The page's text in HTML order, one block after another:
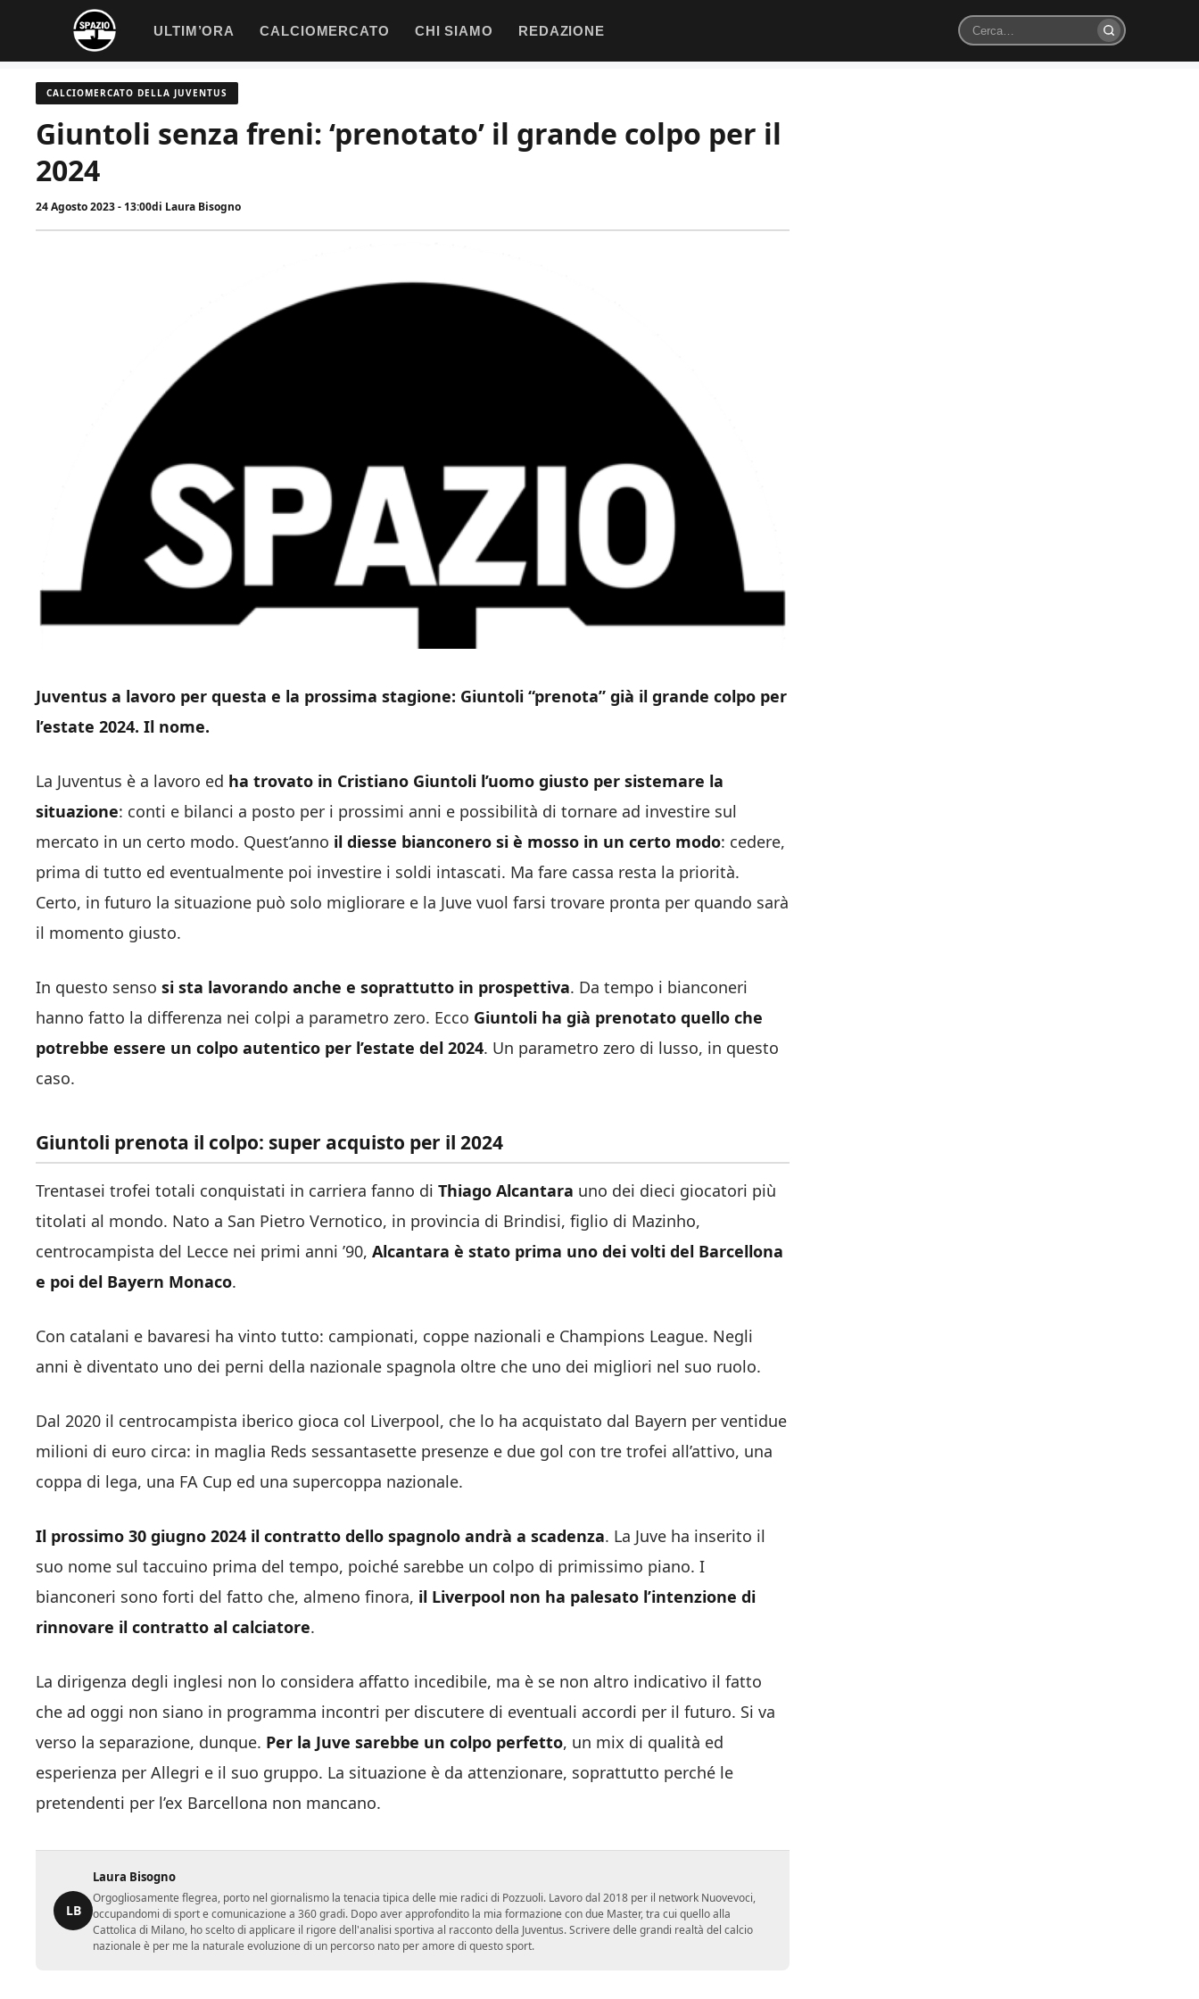
contenuto
ULTIM’ORA CALCIOMERCATO CHI SIAMO REDAZIONE
Cerca
CALCIOMERCATO DELLA JUVENTUS
Giuntoli senza freni: ‘prenotato’ il grande colpo per il
2024
24 Agosto 2023 - 13:00di Laura Bisogno
Juventus a lavoro per questa e la prossima stagione: Giuntoli “prenota” già il grande colpo per
l’estate 2024. Il nome.
La Juventus è a lavoro ed ha trovato in Cristiano Giuntoli l’uomo giusto per sistemare la
situazione: conti e bilanci a posto per i prossimi anni e possibilità di tornare ad investire sul
mercato in un certo modo. Quest’anno il diesse bianconero si è mosso in un certo modo: cedere,
prima di tutto ed eventualmente poi investire i soldi intascati. Ma fare cassa resta la priorità.
Certo, in futuro la situazione può solo migliorare e la Juve vuol farsi trovare pronta per quando sarà
il momento giusto.
In questo senso si sta lavorando anche e soprattutto in prospettiva. Da tempo i bianconeri
hanno fatto la differenza nei colpi a parametro zero. Ecco Giuntoli ha già prenotato quello che
potrebbe essere un colpo autentico per l’estate del 2024. Un parametro zero di lusso, in questo
caso.
Giuntoli prenota il colpo: super acquisto per il 2024
Trentasei trofei totali conquistati in carriera fanno di Thiago Alcantara uno dei dieci giocatori più
titolati al mondo. Nato a San Pietro Vernotico, in provincia di Brindisi, figlio di Mazinho,
centrocampista del Lecce nei primi anni ’90, Alcantara è stato prima uno dei volti del Barcellona
e poi del Bayern Monaco.
Con catalani e bavaresi ha vinto tutto: campionati, coppe nazionali e Champions League. Negli
anni è diventato uno dei perni della nazionale spagnola oltre che uno dei migliori nel suo ruolo.
Dal 2020 il centrocampista iberico gioca col Liverpool, che lo ha acquistato dal Bayern per ventidue
milioni di euro circa: in maglia Reds sessantasette presenze e due gol con tre trofei all’attivo, una
coppa di lega, una FA Cup ed una supercoppa nazionale.
Il prossimo 30 giugno 2024 il contratto dello spagnolo andrà a scadenza. La Juve ha inserito il
suo nome sul taccuino prima del tempo, poiché sarebbe un colpo di primissimo piano. I
bianconeri sono forti del fatto che, almeno finora, il Liverpool non ha palesato l’intenzione di
rinnovare il contratto al calciatore.
La dirigenza degli inglesi non lo considera affatto incedibile, ma è se non altro indicativo il fatto
che ad oggi non siano in programma incontri per discutere di eventuali accordi per il futuro. Si va
verso la separazione, dunque. Per la Juve sarebbe un colpo perfetto, un mix di qualità ed
esperienza per Allegri e il suo gruppo. La situazione è da attenzionare, soprattutto perché le
pretendenti per l’ex Barcellona non mancano.
LB
Laura Bisogno
Orgogliosamente flegrea, porto nel giornalismo la tenacia tipica delle mie radici di Pozzuoli. Lavoro dal 2018 per il network Nuovevoci,
occupandomi di sport e comunicazione a 360 gradi. Dopo aver approfondito la mia formazione con due Master, tra cui quello alla
Cattolica di Milano, ho scelto di applicare il rigore dell'analisi sportiva al racconto della Juventus. Scrivere delle grandi realtà del calcio
nazionale è per me la naturale evoluzione di un percorso nato per amore di questo sport.